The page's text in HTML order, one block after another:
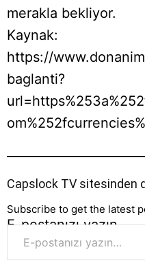
merakla bekliyor.
Kaynak:
https://
baglanti?
Capslock TV sitesinden
Subscribe to get the latest
E-postanızı yazın…